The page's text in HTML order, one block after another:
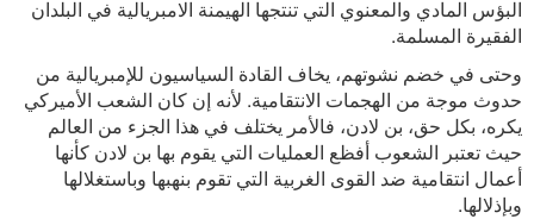
البؤس المادي والمعنوي التي تنتجها الهيمنة الامبريالية في البلدان
الفقيرة المسلمة.
وحتى في خضم نشوتهم، يخاف القادة السياسيون للإمبريالية من
حدوث موجة من الهجمات الانتقامية. لأنه إن كان الشعب الأميركي
يكره، بكل حق، بن لادن، فالأمر يختلف في هذا الجزء من العالم
حيث تعتبر الشعوب أفظع العمليات التي يقوم بها بن لادن كأنها
أعمال انتقامية ضد القوى الغربية التي تقوم بنهبها وباستغلالها
وبإذلالها.